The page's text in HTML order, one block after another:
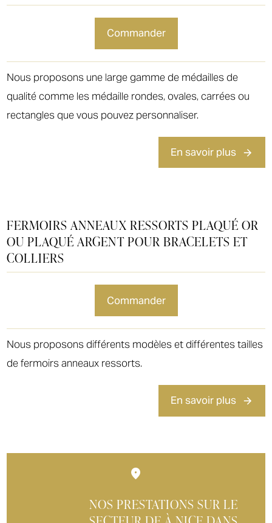
commander
Nous proposons une large gamme de médailles de
qualité comme les médaille rondes, ovales, carrées ou
rectangles que vous pouvez personnaliser.
En savoir plus
FERMOIRS ANNEAUX RESSORTS PLAQUÉ OR
OU PLAQUÉ ARGENT POUR BRACELETS ET
COLLIERS
commander
Nous proposons différents modèles et différentes tailles
de fermoirs anneaux ressorts.
En savoir plus
NOS PRESTATIONS SUR LE